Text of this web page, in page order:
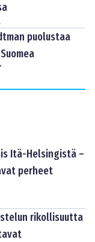
puolustaa
Itä-Helsingistä –
perheet
rikollisuutta